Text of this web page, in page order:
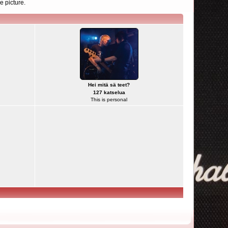
picture.
Hei mitä sä teet?
127 katselua
This is personal